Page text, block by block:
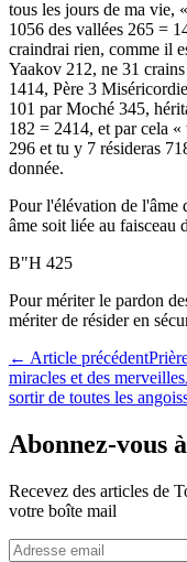
tous les jours de ma vie,
1056 des vallées 265 =
craindrai rien, comme il
Yaakov 212, ne 31
1414, Père 3
101 par Moché 345,
182 = 2414, et par cela
296 et tu y 7 résideras
donnée.
Pour l'élévation de l'âme
âme soit liée au faisceau
B"H 425
Pour mériter le pardon
mériter de résider en
← Article précédent
miracles et des merveilles
sortir de toutes les
Abonnez-vous
Recevez des articles de
votre boîte mail
Website (leave blank)